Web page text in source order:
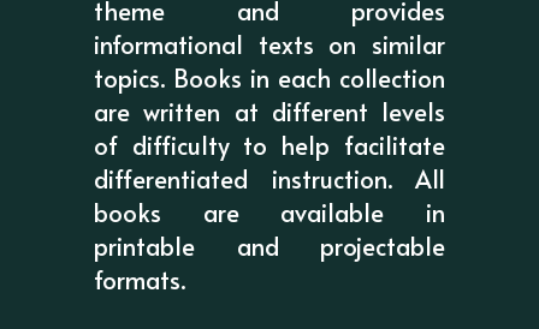
theme and provides
informational texts on similar
topics. Books in each collection
are written at different levels
of difficulty to help facilitate
differentiated instruction. All
books are available in
printable and projectable
formats.